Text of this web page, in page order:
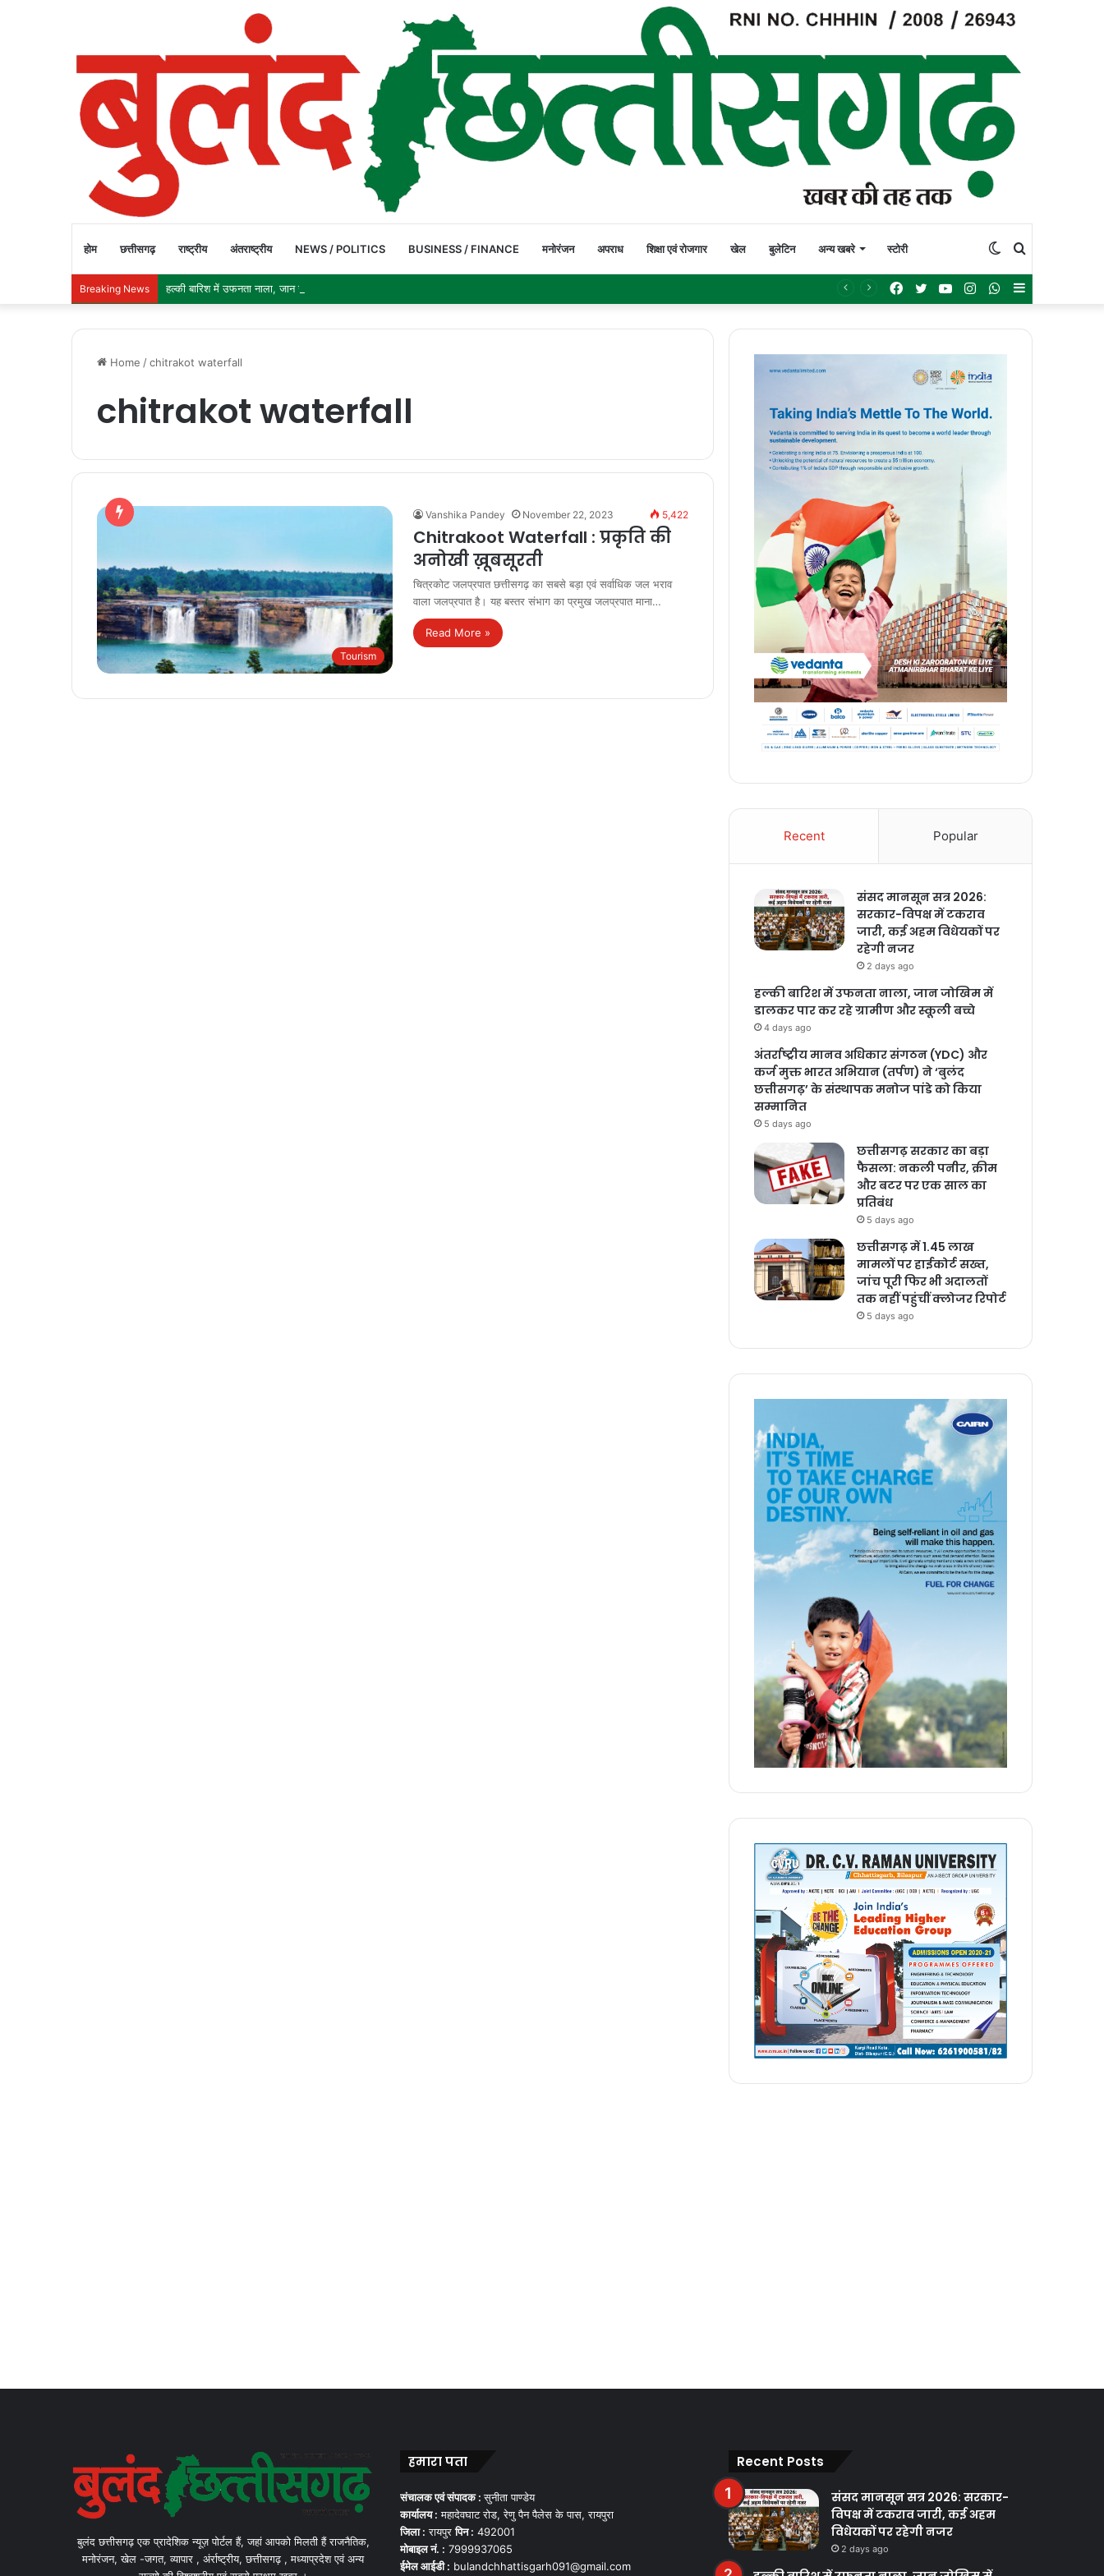
होम छत्तीसगढ़ राष्ट्रीय अंतराष्ट्रीय NEWS / POLITICS BUSINESS / FINANCE मनोरंजन अपराध शिक्षा एवं रोजगार खेल बुलेटिन अन्य खबरे स्टोरी Search
Switch
Breaking News हल्की बारिश में उफनता नाला, जान जोखिम में डालकर पार कर रहे ग्रामीण और स्कूली बच्चे WhatsApp
Instagram
YouTube
Twitter
Facebook
Home /chitrakot waterfall
chitrakot waterfall
Tourism
Vanshika Pandey November 22, 2023 5,422
Chitrakoot Waterfall : प्रकृति की
अनोखी ख़ूबसूरती
चित्रकोट जलप्रपात छत्तीसगढ़ का सबसे बड़ा एवं सर्वाधिक जल भराव
वाला जलप्रपात है। यह बस्तर संभाग का प्रमुख जलप्रपात माना…
Read More »
Recent Popular
संसद मानसून सत्र 2026:
सरकार-विपक्ष में टकराव
जारी, कई अहम विधेयकों पर
रहेगी नजर
2 days ago
हल्की बारिश में उफनता नाला, जान जोखिम में
डालकर पार कर रहे ग्रामीण और स्कूली बच्चे
4 days ago
अंतर्राष्ट्रीय मानव अधिकार संगठन (YDC) और
कर्ज मुक्त भारत अभियान (तर्पण) ने ‘बुलंद
छत्तीसगढ़’ के संस्थापक मनोज पांडे को किया
सम्मानित
5 days ago
छत्तीसगढ़ सरकार का बड़ा
फैसला: नकली पनीर, क्रीम
और बटर पर एक साल का
प्रतिबंध
5 days ago
छत्तीसगढ़ में 1.45 लाख
मामलों पर हाईकोर्ट सख्त,
जांच पूरी फिर भी अदालतों
तक नहीं पहुंचीं क्लोजर रिपोर्ट
5 days ago
बुलंद छत्तीसगढ़ एक प्रादेशिक न्यूज़ पोर्टल हैं, जहां आपको मिलती हैं राजनैतिक,
मनोरंजन, खेल -जगत, व्यापार , अंर्राष्ट्रीय, छत्तीसगढ़ , मध्याप्रदेश एवं अन्य
हमारा पता
संचालक एवं संपादक :सुनीता पाण्डेय
कार्यालय : महादेवघाट रोड, रेणु पैन पैलेस के पास, रायपुरा
जिला : रायपुरपिन : 492001
मोबाइल नं. : 7999937065
ईमेल आईडी : bulandchhattisgarh091@gmail.com
Recent Posts
संसद मानसून सत्र 2026: सरकार-
विपक्ष में टकराव जारी, कई अहम
विधेयकों पर रहेगी नजर
2 days ago